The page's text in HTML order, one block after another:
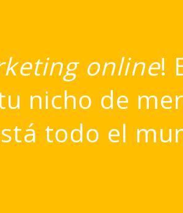
online!
nicho de
todo el